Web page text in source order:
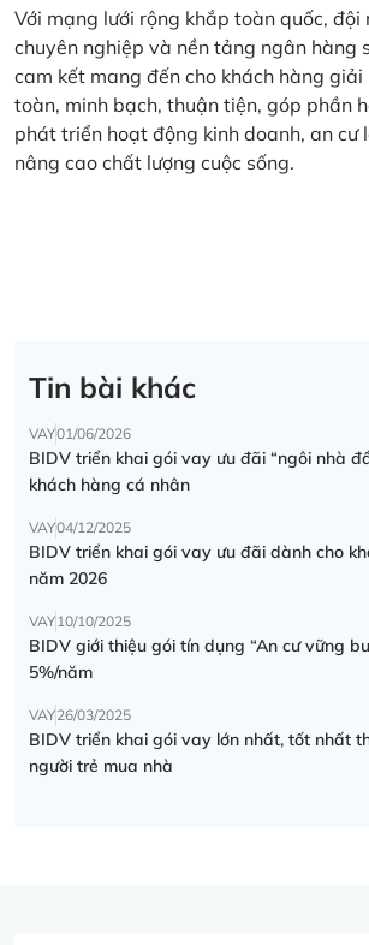
Với mạng lưới rộng khắp toàn quốc, đội
chuyên nghiệp và nền tảng ngân hàng
cam kết mang đến cho khách hàng
toàn, minh bạch, thuận tiện, góp phần
phát triển hoạt động kinh doanh, an cư
nâng cao chất lượng cuộc sống.
Tin bài khác
VAY01/06/2026
BIDV triển khai gói vay ưu đãi “ngôi nhà
khách hàng cá nhân
VAY04/12/2025
BIDV triển khai gói vay ưu đãi dành cho
năm 2026
VAY10/10/2025
BIDV giới thiệu gói tín dụng “An cư vững
5%/năm
VAY26/03/2025
BIDV triển khai gói vay lớn nhất, tốt nhất
người trẻ mua nhà